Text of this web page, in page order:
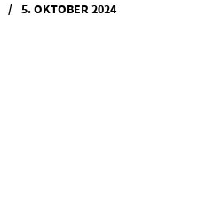
/ 5. OKTOBER 2024